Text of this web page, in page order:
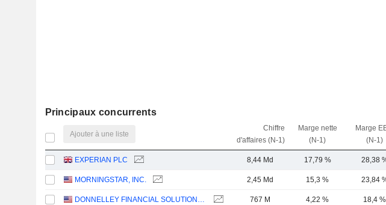
Principaux concurrents
Ajouter à une liste
Chiffre
d'affaires (N-1)
Marge nette
(N-1)
Marge
(N-1)
EXPERIAN PLC 8,44 Md 17,79 % 28,38
MORNINGSTAR, INC. 2,45 Md 15,3 % 23,84
DONNELLEY FINANCIAL SOLUTIONS, INC. 767 M 4,22 % 18,4 %